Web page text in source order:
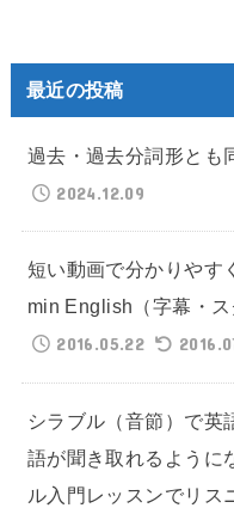
最近の投稿
過去・過去分詞形とも
2024.12.09
短い動画で分かりやす
min English（字幕・ス
2016.05.22
シラブル（音節）で英
語が聞き取れるように
ル入門レッスンでリス